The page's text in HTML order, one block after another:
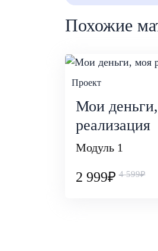
Похожие
Проект
Мои
реализация
Модуль 1
2 999₽ 4 599₽